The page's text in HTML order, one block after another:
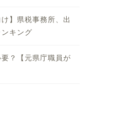
】県税事務所、出
キング
？【元県庁職員が